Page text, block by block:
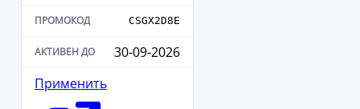
CSGX2D8E
30-09-2026
Применить